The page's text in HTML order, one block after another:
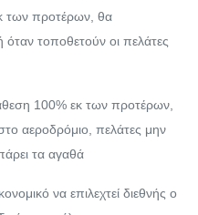
των προτέρων, θα
τοποθετούν οι πελάτες
100% εκ των προτέρων,
αεροδρόμιο, πελάτες μην
τα αγαθά
να επιλεχτεί διεθνής ο